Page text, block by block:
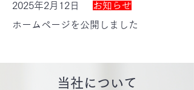
2025年2月12日
お知らせ
ホームページを公開しました
​当社について